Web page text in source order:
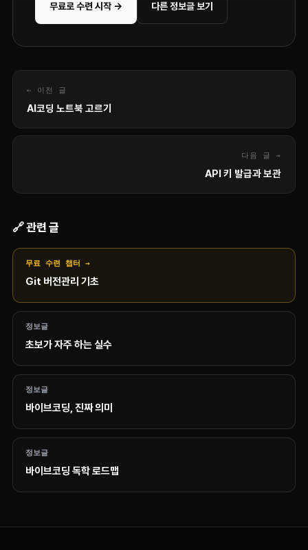
무료로 수련 시작 → 다른 정보글 보기
← 이전 글
AI코딩 노트북 고르기
다음 글 →
API 키 발급과 보관
🔗 관련 글
무료 수련 챕터 →
Git 버전관리 기초
정보글
초보가 자주 하는 실수
정보글
바이브코딩, 진짜 의미
정보글
바이브코딩 독학 로드맵